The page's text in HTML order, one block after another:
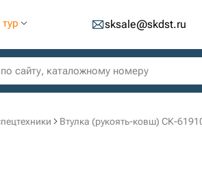
тур sksale@skdst.ru
Втулка (рукоять-ковш) СК-